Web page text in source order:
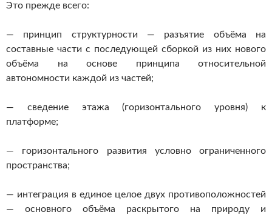
Это прежде всего:
— принцип структурности — разъятие объёма на
составные части с последующей сборкой из них нового
объёма на основе принципа относительной
автономности каждой из частей;
— сведение этажа (горизонтального уровня) к
платформе;
— горизонтального развития условно ограниченного
пространства;
— интеграция в единое целое двух противоположностей
— основного объёма раскрытого на природу и